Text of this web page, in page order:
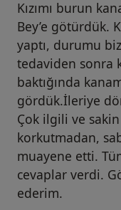
Kızımı burun
Bey’e götürdük.
yaptı, durumu
tedaviden sonra
baktığında
gördük.İleriye
Çok ilgili ve
korkutmadan,
muayene etti.
cevaplar verdi.
ederim.